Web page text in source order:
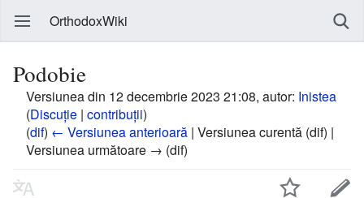
OrthodoxWiki
Podobie
Versiunea din 12 decembrie 2023 21:08, autor: Inistea
(Discuție | contribuții)
(dif) ← Versiunea anterioară | Versiunea curentă (dif) |
Versiunea următoare → (dif)